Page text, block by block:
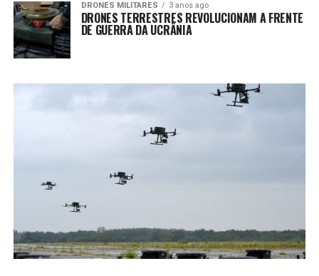
DRONES MILITARES 3 anos ago
DRONES TERRESTRES REVOLUCIONAM A FRENTE
DE GUERRA DA UCRÂNIA